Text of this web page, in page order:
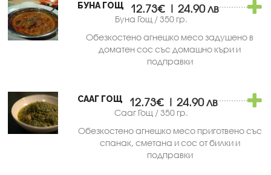
БУНА ГОЩ
Буна Гощ / 350 гр.
12.73€ | 24.90 лв
Обезкостено агнешко месо задушено в
доматен сос със домашно къри и
подправки
СААГ ГОЩ
Сааг Гощ / 350 гр.
12.73€ | 24.90 лв
Обезкостено агнешко месо приготвено със
спанак, сметана и сос от билки и
подправки